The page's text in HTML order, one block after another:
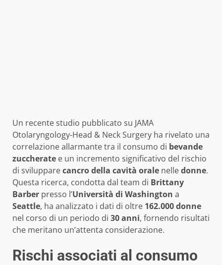
Un recente studio pubblicato su JAMA
Otolaryngology-Head & Neck Surgery ha rivelato una
correlazione allarmante tra il consumo di bevande
zuccherate e un incremento significativo del rischio
di svilupparecancro della cavità orale nelledonne.
Questa ricerca, condotta dal team di Brittany
Barber presso l’Università di Washington a
Seattle, ha analizzato i dati di oltre 162.000 donne
nel corso di un periodo di 30 anni, fornendo risultati
che meritano un’attenta considerazione.
Rischi associati al consumo